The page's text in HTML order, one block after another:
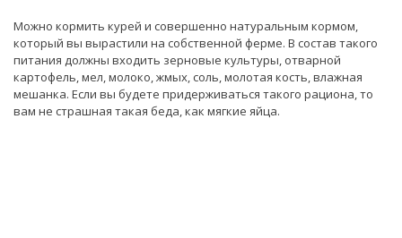
Можно кормить курей и совершенно натуральным кормом,
который вы вырастили на собственной ферме. В состав такого
питания должны входить зерновые культуры, отварной
картофель, мел, молоко, жмых, соль, молотая кость, влажная
мешанка. Если вы будете придерживаться такого рациона, то
вам не страшная такая беда, как мягкие яйца.